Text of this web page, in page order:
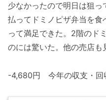
少なかったので明日は狙
払ってドミノピザ弁当を
って満足できた。2階のド
のには驚いた。他の売店も
-4,680円 今年の収支・回